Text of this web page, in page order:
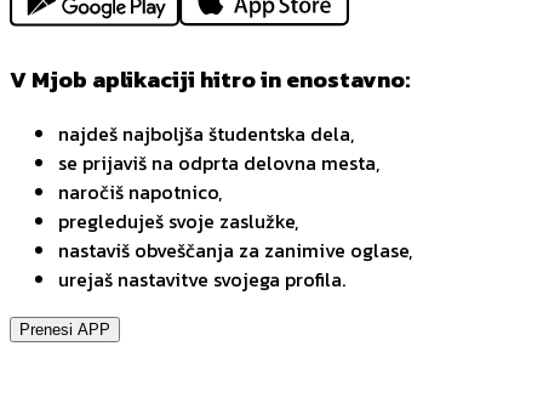
V Mjob aplikaciji hitro in enostavno:
najdeš najboljša študentska dela,
se prijaviš na odprta delovna mesta,
naročiš napotnico,
pregleduješ svoje zaslužke,
nastaviš obveščanja za zanimive oglase,
urejaš nastavitve svojega profila.
Prenesi APP